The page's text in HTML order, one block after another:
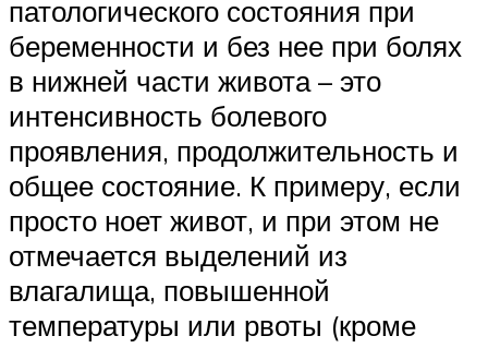
патологического состояния при
беременности и без нее при болях
в нижней части живота – это
интенсивность болевого
проявления, продолжительность и
общее состояние. К примеру, если
просто ноет живот, и при этом не
отмечается выделений из
влагалища, повышенной
температуры или рвоты (кроме